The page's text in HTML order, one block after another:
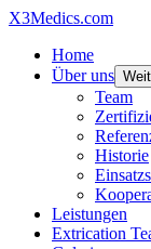
X3Medics.com
Home
Über uns
Team
Historie
Leistungen
Extrication